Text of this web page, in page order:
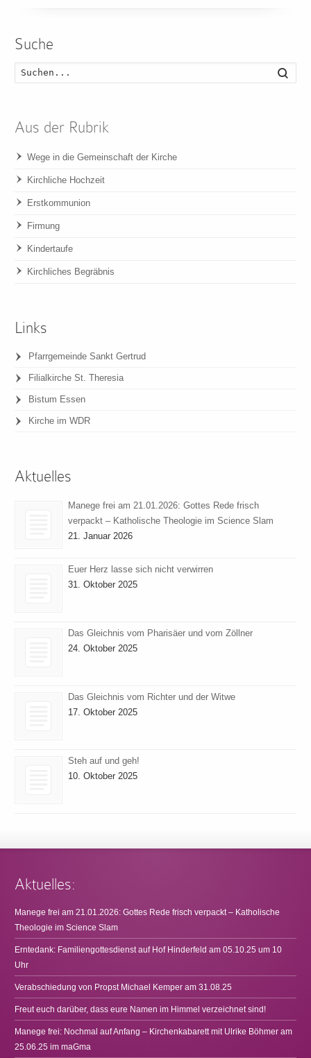
Suche
Aus der Rubrik
Wege in die Gemeinschaft der Kirche
Kirchliche Hochzeit
Erstkommunion
Firmung
Kindertaufe
Kirchliches Begräbnis
Links
Pfarrgemeinde Sankt Gertrud
Filialkirche St. Theresia
Bistum Essen
Kirche im WDR
Aktuelles
Manege frei am 21.01.2026: Gottes Rede frisch
verpackt – Katholische Theologie im Science Slam
21. Januar 2026
Euer Herz lasse sich nicht verwirren
31. Oktober 2025
Das Gleichnis vom Pharisäer und vom Zöllner
24. Oktober 2025
Das Gleichnis vom Richter und der Witwe
17. Oktober 2025
Steh auf und geh!
10. Oktober 2025
Aktuelles:
Manege frei am 21.01.2026: Gottes Rede frisch verpackt – Katholische
Theologie im Science Slam
Erntedank: Familiengottesdienst auf Hof Hinderfeld am 05.10.25 um 10
Uhr
Verabschiedung von Propst Michael Kemper am 31.08.25
Freut euch darüber, dass eure Namen im Himmel verzeichnet sind!
Manege frei: Nochmal auf Anfang – Kirchenkabarett mit Ulrike Böhmer am
25.06.25 im maGma